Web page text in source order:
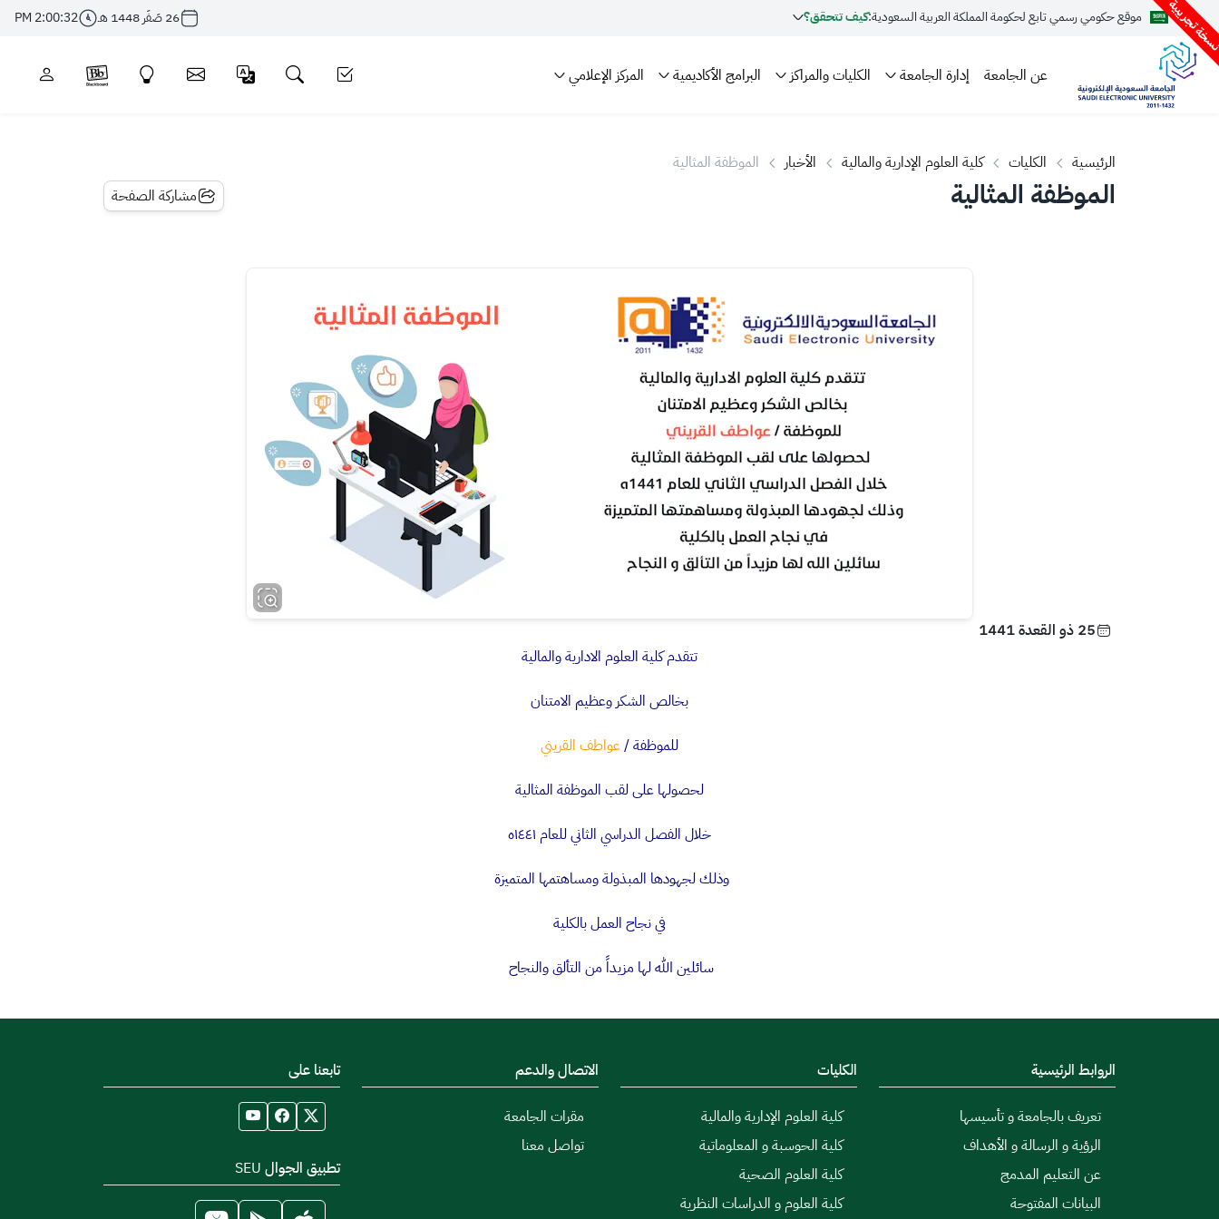
تجريبية موقع حكومي رسمي تابع لحكومة المملكة العربية السعودية:كيف تتحقق؟ 26 صَفَر 1448 هـ 2:00:32 PM
عن الجامعة إدارة الجامعة الكليات والمراكز البرامج الأكاديمية المركز الإعلامي
الرئيسية الكليات كلية العلوم الإدارية والمالية الأخبار الموظفة المثالية
الموظفة المثالية مشاركة الصفحة
25 ذو القعدة 1441
تتقدم كلية العلوم الادارية والمالية
بخالص الشكر وعظيم الامتنان
للموظفة /عواطف القريني
لحصولها على لقب الموظفة المثالية
خلال الفصل الدراسي الثاني للعام ١٤٤١ه
وذلك لجهودها المبذولة ومساهتمها المتميزة
في نجاح العمل بالكلية
سائلين الله لها مزيداً من التألق والنجاح
الروابط الرئيسية
تعريف بالجامعة و تأسيسها
الرؤية و الرسالة و الأهداف
عن التعليم المدمج
البيانات المفتوحة
الكليات
كلية العلوم الإدارية والمالية
كلية الحوسبة و المعلوماتية
كلية العلوم الصحية
كلية العلوم و الدراسات النظرية
الاتصال والدعم
مقرات الجامعة
تواصل معنا
تابعنا على
تطبيق الجوال SEU